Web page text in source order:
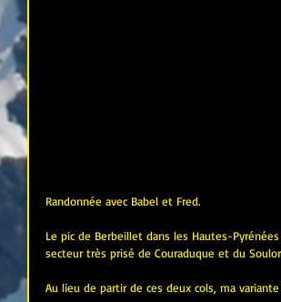
Randonnée avec Babel et Fred.
Le pic de Berbeillet dans les Hautes-
secteur très prisé de Couraduque et du
Au lieu de partir de ces deux cols, ma